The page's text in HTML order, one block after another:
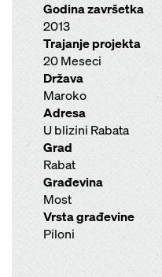
Godina završetka
2013
Trajanje projekta
20 Meseci
Država
Maroko
Adresa
U blizini Rabata
Grad
Rabat
Građevina
Most
Vrsta građevine
Piloni